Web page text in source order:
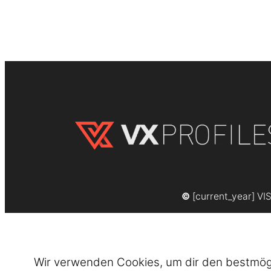
© [current_year]
Wir verwenden Cookies, um dir den